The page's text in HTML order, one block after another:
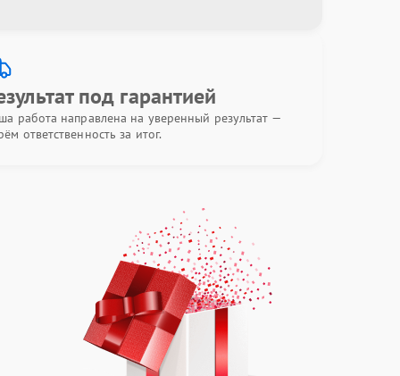
под гарантией
работа направлена на уверенный результат —
ответственность за итог.